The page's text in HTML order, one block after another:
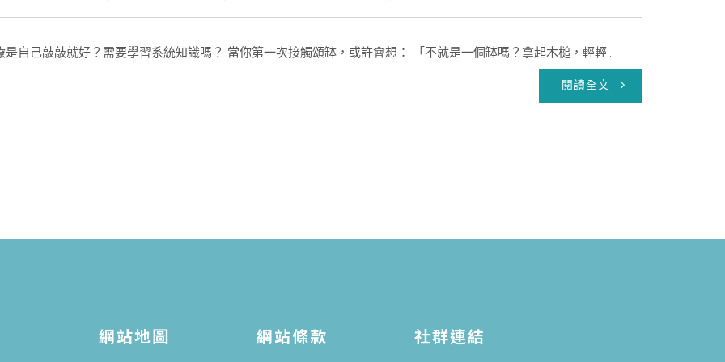
是自己敲敲就好？需要學習系統知識嗎？ 當你第一次接觸頌缽，或許會想： 「不就是一個缽嗎？拿起木槌，輕輕...
閱讀全文
網站地圖 網站條款 社群連結